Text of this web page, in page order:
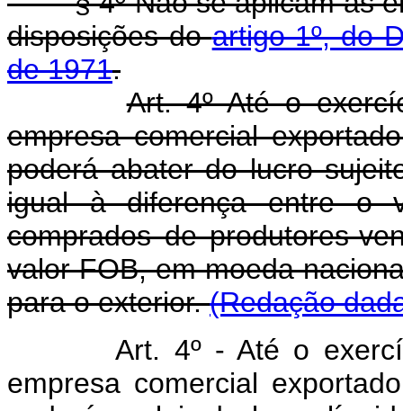
disposições doartigo 1º, do
de 1971.
Art. 4º Até o
empresa comercial
poderá abater do lucro
igual à diferença entre o
comprados de produtores-
valor FOB, em moeda
para o exterior.(Redação
Art. 4º - Até o
empresa comercial